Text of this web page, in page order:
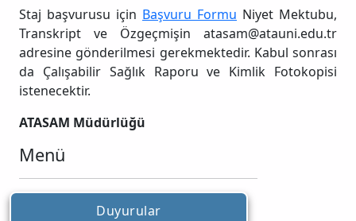
Staj başvurusu için Başvuru Formu Niyet Mektubu,
Transkript ve Özgeçmişin atasam@atauni.edu.tr
adresine gönderilmesi gerekmektedir. Kabul sonrası
da Çalışabilir Sağlık Raporu ve Kimlik Fotokopisi
istenecektir.
ATASAM Müdürlüğü
Menü
Duyurular